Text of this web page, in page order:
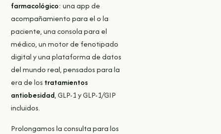
farmacológico: una app de
acompañamiento para el o la
paciente, una consola para el
médico, un motor de fenotipado
digital y una plataforma de datos
del mundo real, pensados para la
era de los tratamientos
antiobesidad, GLP-1 y GLP-1/GIP
incluidos.
Prolongamos la consulta para los